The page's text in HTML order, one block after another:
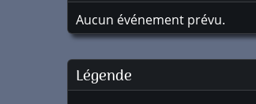
Aucun événement prévu.
Légende